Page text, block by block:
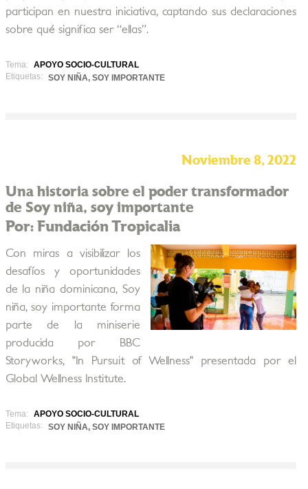
participan en nuestra iniciativa, captando sus declaraciones
sobre qué significa ser “ellas”.
Tema:
APOYO SOCIO-CULTURAL
Etiquetas:
SOY NIÑA, SOY IMPORTANTE
Noviembre 8, 2022
Una historia sobre el poder transformador
de Soy niña, soy importante
Por: Fundación Tropicalia
Con miras a visibilizar los
desafíos y oportunidades
de la niña dominicana, Soy
niña, soy importante forma
parte de la miniserie
producida por BBC
Storyworks, "In Pursuit of Wellness" presentada por el
Global Wellness Institute.
Tema:
APOYO SOCIO-CULTURAL
Etiquetas:
SOY NIÑA, SOY IMPORTANTE